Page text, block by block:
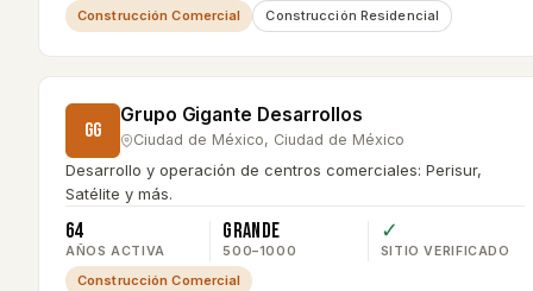
Construcción Comercial Construcción Residencial
GG
Grupo Gigante Desarrollos
Ciudad de México, Ciudad de México
Desarrollo y operación de centros comerciales: Perisur,
Satélite y más.
64
AÑOS ACTIVA
Grande
500–1000
✓
SITIO VERIFICADO
Construcción Comercial